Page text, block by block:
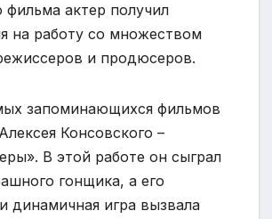
фильма актер получил
на работу со множеством
и продюсеров.
запоминающихся фильмов
Консовского –
В этой работе он сыграл
гонщика, а его
динамичная игра вызвала